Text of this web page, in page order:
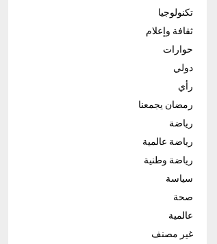
تكنولوجيا
ثقافة وإعلام
حوارات
دولي
رأي
رمضان يجمعنا
رياضة
رياضة عالمية
رياضة وطنية
سياسة
صحة
عالمية
غير مصنف